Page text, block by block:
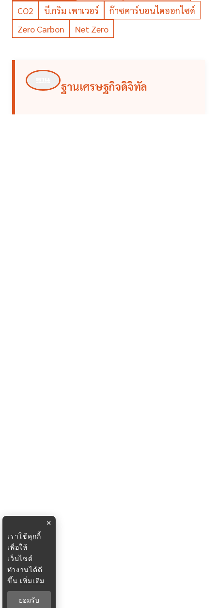
CO2
บี.กริม เพาเวอร์
ก๊าซคาร์บอนไดออกไซด์
Zero Carbon
Net Zero
ฐานเศรษฐกิจดิจิทัล
×
เราใช้คุกกี้
เพื่อให้
เว็บไซต์
ทำงานได้ดี
ขึ้น เพิ่มเติม
ยอมรับ